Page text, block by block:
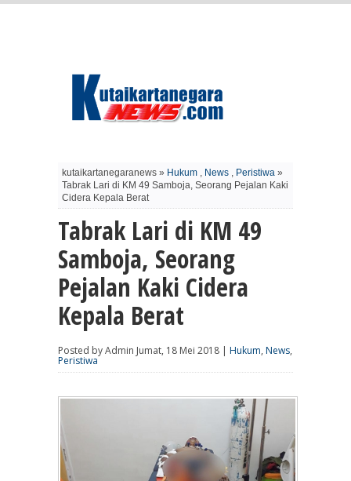
kutaikartanegaranews » Hukum , News , Peristiwa »
Tabrak Lari di KM 49 Samboja, Seorang Pejalan Kaki
Cidera Kepala Berat
Tabrak Lari di KM 49
Samboja, Seorang
Pejalan Kaki Cidera
Kepala Berat
Posted by Admin Jumat, 18 Mei 2018 | Hukum, News,
Peristiwa